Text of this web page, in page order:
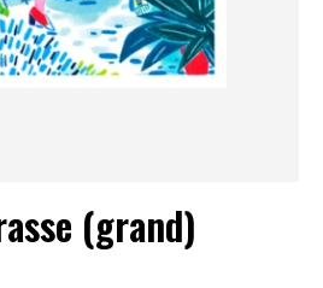
(grand)